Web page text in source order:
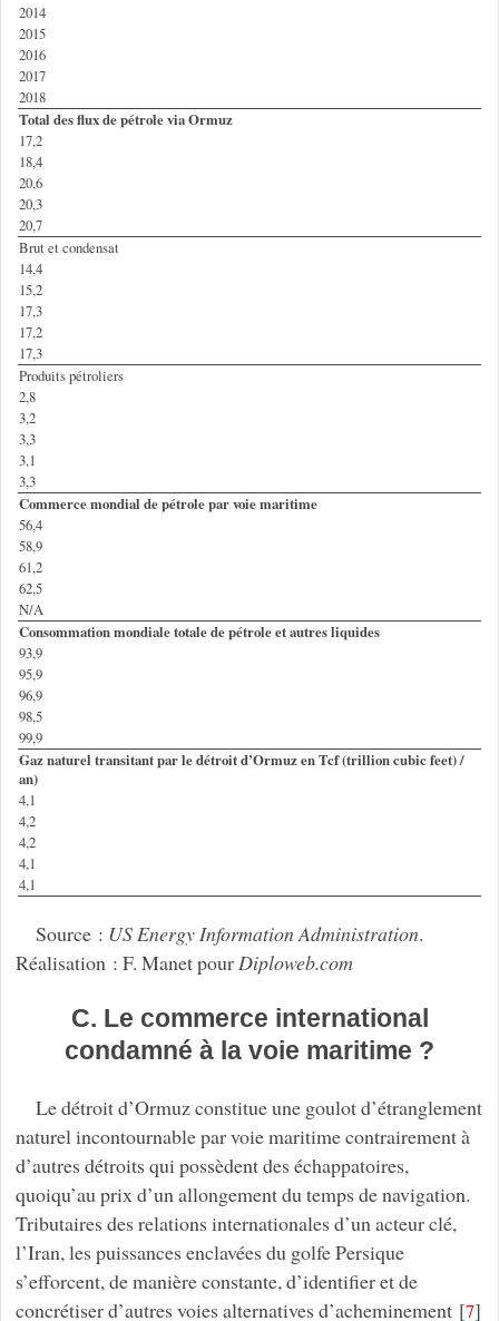
2014
2015
2016
2017
2018
Total des flux de pétrole via Ormuz
17,2
18,4
20,6
20,3
20,7
Brut et condensat
14,4
15,2
17,3
17,2
17,3
Produits pétroliers
2,8
3,2
3,3
3,1
3,3
Commerce mondial de pétrole par voie maritime
56,4
58,9
61,2
62,5
N/A
Consommation mondiale totale de pétrole et autres liquides
93,9
95,9
96,9
98,5
99,9
Gaz naturel transitant par le détroit d’Ormuz en Tcf (trillion cubic feet) /
an)
4,1
4,2
4,2
4,1
4,1
Source : US Energy Information Administration.
Réalisation : F. Manet pour Diploweb.com
C. Le commerce international
condamné à la voie maritime ?
Le détroit d’Ormuz constitue une goulot d’étranglement
naturel incontournable par voie maritime contrairement à
d’autres détroits qui possèdent des échappatoires,
quoiqu’au prix d’un allongement du temps de navigation.
Tributaires des relations internationales d’un acteur clé,
l’Iran, les puissances enclavées du golfe Persique
s’efforcent, de manière constante, d’identifier et de
concrétiser d’autres voies alternatives d’acheminement[7]